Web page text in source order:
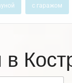
с гаражом
в